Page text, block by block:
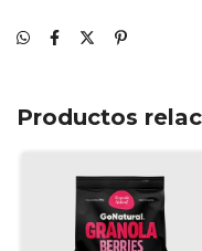
Productos